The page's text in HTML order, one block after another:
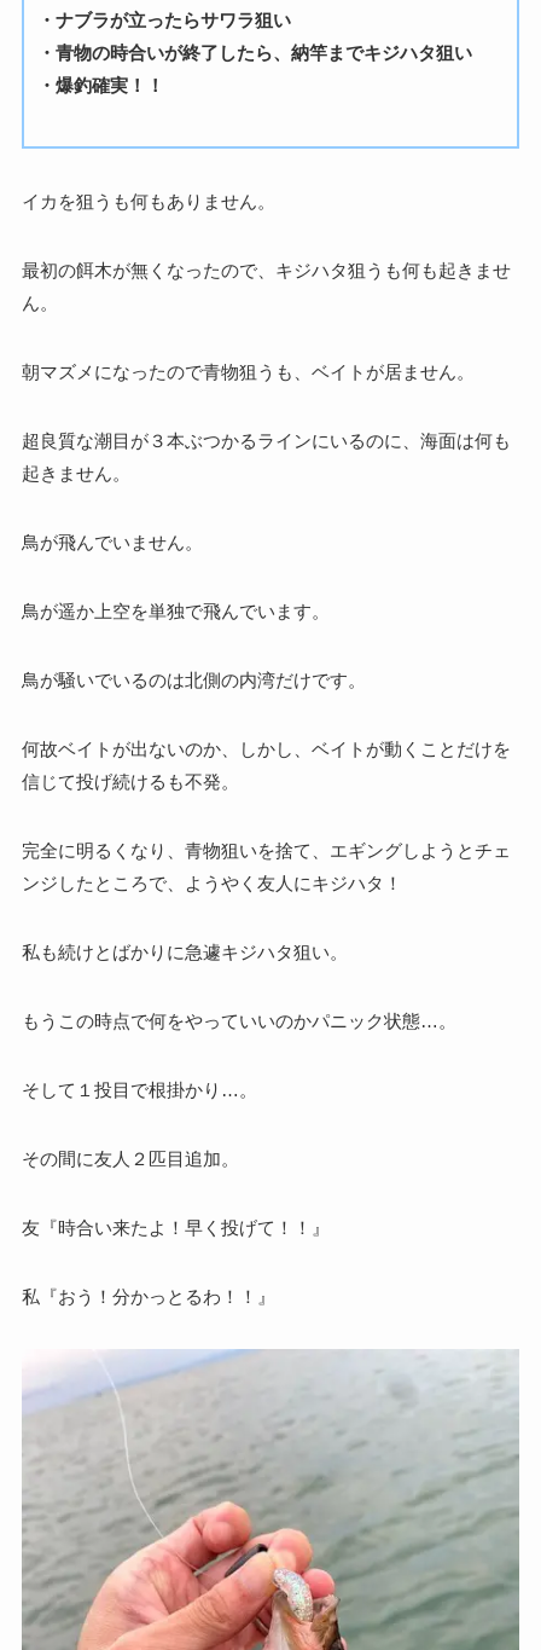
・ナブラが立ったらサワラ狙い
・青物の時合いが終了したら、納竿までキジハタ狙い
・爆釣確実！！
イカを狙うも何もありません。
最初の餌木が無くなったので、キジハタ狙うも何も起きませ
ん。
朝マズメになったので青物狙うも、ベイトが居ません。
超良質な潮目が３本ぶつかるラインにいるのに、海面は何も
起きません。
鳥が飛んでいません。
鳥が遥か上空を単独で飛んでいます。
鳥が騒いでいるのは北側の内湾だけです。
何故ベイトが出ないのか、しかし、ベイトが動くことだけを
信じて投げ続けるも不発。
完全に明るくなり、青物狙いを捨て、エギングしようとチェ
ンジしたところで、ようやく友人にキジハタ！
私も続けとばかりに急遽キジハタ狙い。
もうこの時点で何をやっていいのかパニック状態…。
そして１投目で根掛かり…。
その間に友人２匹目追加。
友『時合い来たよ！早く投げて！！』
私『おう！分かっとるわ！！』